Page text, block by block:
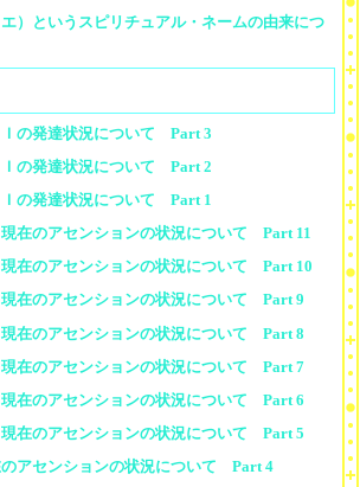
）というスピリチュアル・ネームの由来につ
Ｉの発達状況について Part 3
Ｉの発達状況について Part 2
Ｉの発達状況について Part 1
現在のアセンションの状況について Part 11
現在のアセンションの状況について Part 10
現在のアセンションの状況について Part 9
現在のアセンションの状況について Part 8
現在のアセンションの状況について Part 7
現在のアセンションの状況について Part 6
現在のアセンションの状況について Part 5
のアセンションの状況について Part 4